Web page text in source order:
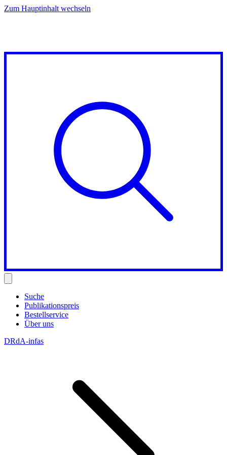
Zum Hauptinhalt wechseln
Suche
Publikationspreis
Bestellservice
Über uns
DRdA-infas